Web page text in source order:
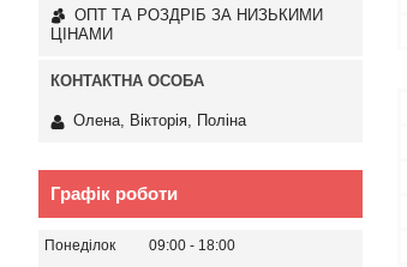
ОПТ ТА РОЗДРІБ ЗА НИЗЬКИМИ
ЦІНАМИ
Олена, Вікторія, Поліна
Графік роботи
Понеділок 09:00
18:00